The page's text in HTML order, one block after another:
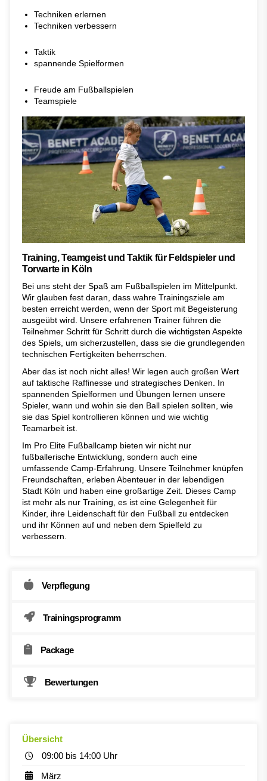
Techniken erlernen
Techniken verbessern
Taktik
spannende Spielformen
Freude am Fußballspielen
Teamspiele
Training, Teamgeist und Taktik für Feldspieler und
Torwarte in Köln
Bei uns steht der Spaß am Fußballspielen im Mittelpunkt.
Wir glauben fest daran, dass wahre Trainingsziele am
besten erreicht werden, wenn der Sport mit Begeisterung
ausgeübt wird. Unsere erfahrenen Trainer führen die
Teilnehmer Schritt für Schritt durch die wichtigsten Aspekte
des Spiels, um sicherzustellen, dass sie die grundlegenden
technischen Fertigkeiten beherrschen.
Aber das ist noch nicht alles! Wir legen auch großen Wert
auf taktische Raffinesse und strategisches Denken. In
spannenden Spielformen und Übungen lernen unsere
Spieler, wann und wohin sie den Ball spielen sollten, wie
sie das Spiel kontrollieren können und wie wichtig
Teamarbeit ist.
Im Pro Elite Fußballcamp bieten wir nicht nur
fußballerische Entwicklung, sondern auch eine
umfassende Camp-Erfahrung. Unsere Teilnehmer knüpfen
Freundschaften, erleben Abenteuer in der lebendigen
Stadt Köln und haben eine großartige Zeit. Dieses Camp
ist mehr als nur Training, es ist eine Gelegenheit für
Kinder, ihre Leidenschaft für den Fußball zu entdecken
und ihr Können auf und neben dem Spielfeld zu
verbessern.
Verpflegung
Trainingsprogramm
Package
Bewertungen
Übersicht
09:00 bis 14:00 Uhr
März